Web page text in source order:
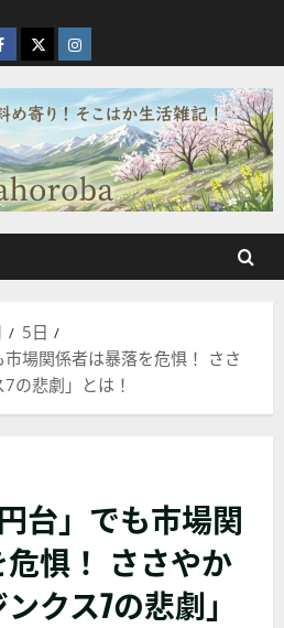
X Instagram
5日
場関係者は暴落を危惧！ ささ
の悲劇」とは！
台」でも市場関
惧！ ささやか
クス7の悲劇」